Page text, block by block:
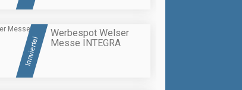
Innviertel
Werbespot Welser
Messe INTEGRA